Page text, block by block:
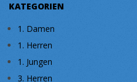
KATEGORIEN
1. Damen
1. Herren
1. Jungen
3. Herren